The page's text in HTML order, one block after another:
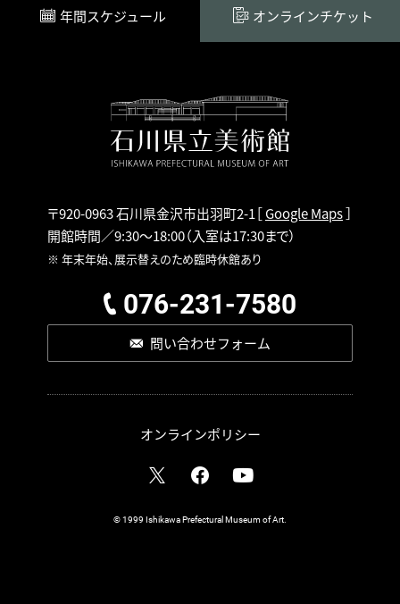
年間スケジュール オンラインチケット
〒920-0963 石川県金沢市出羽町2-1［Google Maps］
開館時間／9:30～18:00（入室は17:30まで）
※ 年末年始、展示替えのため臨時休館あり
076-231-7580
問い合わせフォーム
オンラインポリシー
© 1999 Ishikawa Prefectural Museum of Art.